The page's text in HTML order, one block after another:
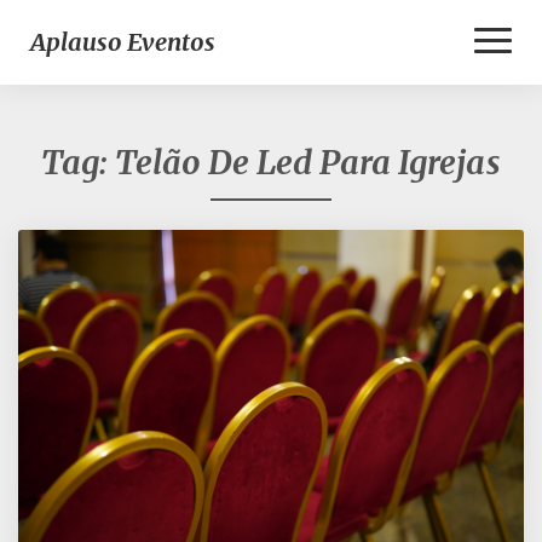
Aplauso Eventos
Tag: Telão De Led Para Igrejas